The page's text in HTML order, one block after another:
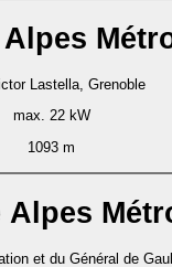
Lastella, Grenoble
max. 22 kW
1093 m
Alpes
et du Général de